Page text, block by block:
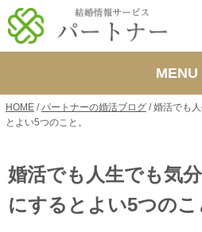
MENU
HOME /パートナーの婚活ブログ /婚活でも
とよい5つのこと。
婚活でも人生でも気
にするとよい5つのこ